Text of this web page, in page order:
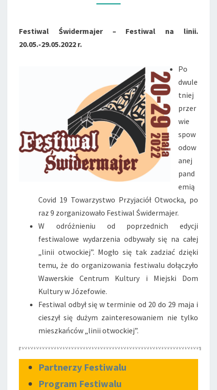
Festiwal Świdermajer – Festiwal na linii.
20.05.-29.05.2022 r.
Po
dwule
tniej
przer
wie
spow
odow
anej
pand
emią
Covid 19 Towarzystwo Przyjaciół Otwocka, po
raz 9 zorganizowało Festiwal Świdermajer.
W odróżnieniu od poprzednich edycji
festiwalowe wydarzenia odbywały się na całej
„linii otwockiej”. Mogło się tak zadziać dzięki
temu, że do organizowania festiwalu dołączyło
Wawerskie Centrum Kultury i Miejski Dom
Kultury w Józefowie.
Festiwal odbył się w terminie od 20 do 29 maja i
cieszył się dużym zainteresowaniem nie tylko
mieszkańców „linii otwockiej”.
Partnerzy Festiwalu
Program Festiwalu